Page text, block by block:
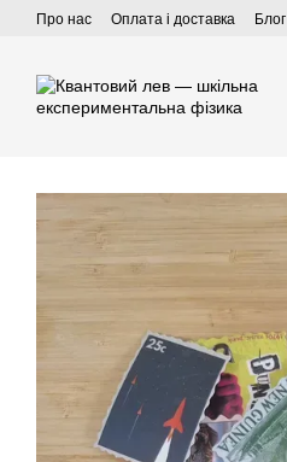
Перейти до основного контенту
Про нас Оплата і доставка Блог